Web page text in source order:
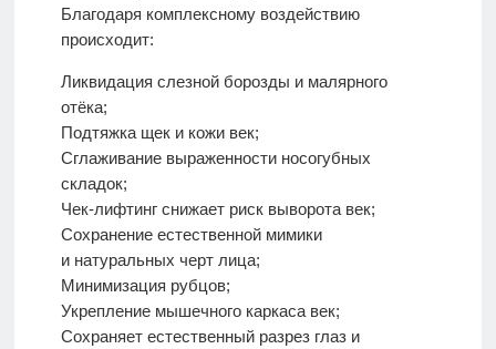
Благодаря комплексному воздействию
происходит:
Ликвидация слезной борозды и малярного
отёка;
Подтяжка щек и кожи век;
Сглаживание выраженности носогубных
складок;
Чек-лифтинг снижает риск выворота век;
Сохранение естественной мимики
и натуральных черт лица;
Минимизация рубцов;
Укрепление мышечного каркаса век;
Сохраняет естественный разрез глаз и